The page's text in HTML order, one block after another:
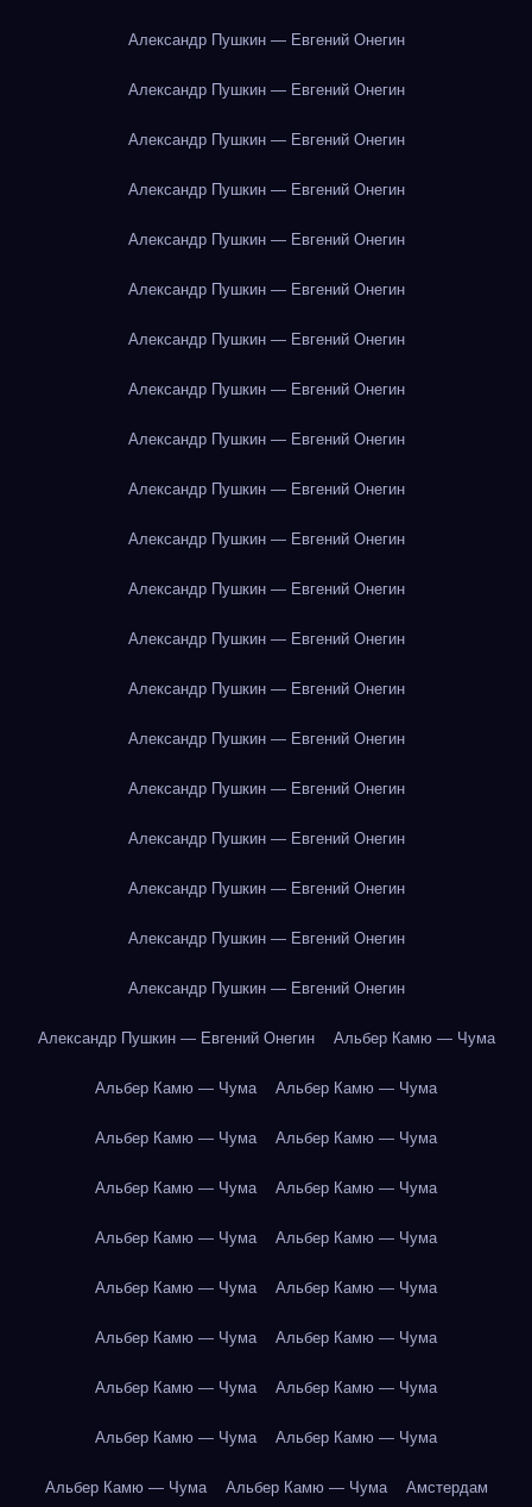
Александр Пушкин — Евгений Онегин
Александр Пушкин — Евгений Онегин
Александр Пушкин — Евгений Онегин
Александр Пушкин — Евгений Онегин
Александр Пушкин — Евгений Онегин
Александр Пушкин — Евгений Онегин
Александр Пушкин — Евгений Онегин
Александр Пушкин — Евгений Онегин
Александр Пушкин — Евгений Онегин
Александр Пушкин — Евгений Онегин
Александр Пушкин — Евгений Онегин
Александр Пушкин — Евгений Онегин
Александр Пушкин — Евгений Онегин
Александр Пушкин — Евгений Онегин
Александр Пушкин — Евгений Онегин
Александр Пушкин — Евгений Онегин
Александр Пушкин — Евгений Онегин
Александр Пушкин — Евгений Онегин
Александр Пушкин — Евгений Онегин
Александр Пушкин — Евгений Онегин
Александр Пушкин — Евгений Онегин Альбер Камю — Чума
Альбер Камю — Чума Альбер Камю — Чума
Альбер Камю — Чума Альбер Камю — Чума
Альбер Камю — Чума Альбер Камю — Чума
Альбер Камю — Чума Альбер Камю — Чума
Альбер Камю — Чума Альбер Камю — Чума
Альбер Камю — Чума Альбер Камю — Чума
Альбер Камю — Чума Альбер Камю — Чума
Альбер Камю — Чума Альбер Камю — Чума
Альбер Камю — Чума Альбер Камю — Чума Амстердам